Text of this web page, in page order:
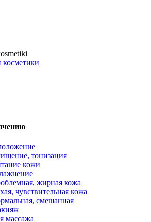
косметики
тонизация
кожи
жирная кожа
чувствительная кожа
смешанная
массажа